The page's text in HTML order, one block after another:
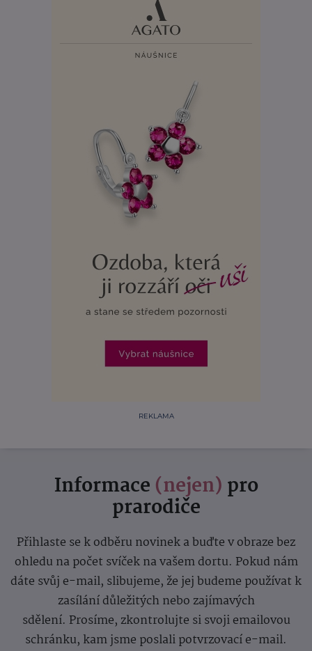
REKLAMA
Informace (nejen) pro
prarodiče
Přihlaste se k odběru novinek a buďte v obraze bez
ohledu na počet svíček na vašem dortu. Pokud nám
dáte svůj e-mail, slibujeme, že jej budeme používat k
zasílání důležitých nebo zajímavých
sdělení. Prosíme, zkontrolujte si svoji emailovou
schránku, kam jsme poslali potvrzovací e-mail.